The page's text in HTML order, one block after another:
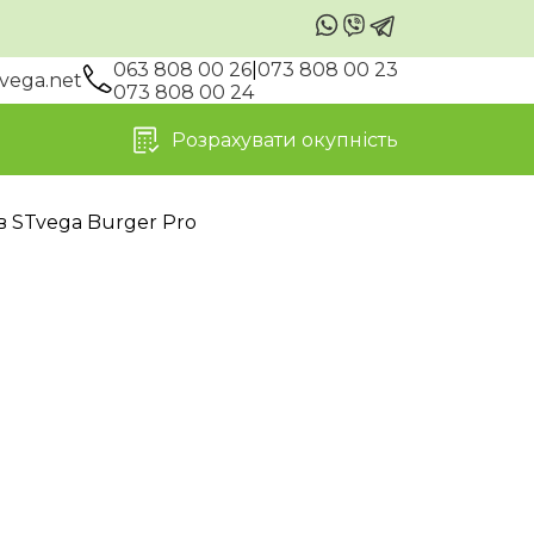
063 808 00 26 073 808 00 23
073 808 00 24
Розрахувати окупність
STvega Burger Pro